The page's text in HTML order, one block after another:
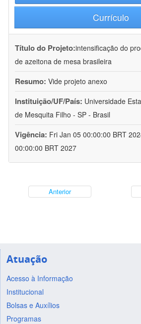
Currículo
Título do Projeto:intensificação do
de azeitona de mesa brasileira
Resumo: Vide projeto anexo
Instituição/UF/País: Universidade
de Mesquita Filho - SP - Brasil
Vigência: Fri Jan 05 00:00:00 BRT
00:00:00 BRT 2027
Anterior
Atuação
Acesso à Informação
Institucional
Bolsas e Auxílios
Programas